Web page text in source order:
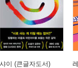
샤이 (큰글자도서)